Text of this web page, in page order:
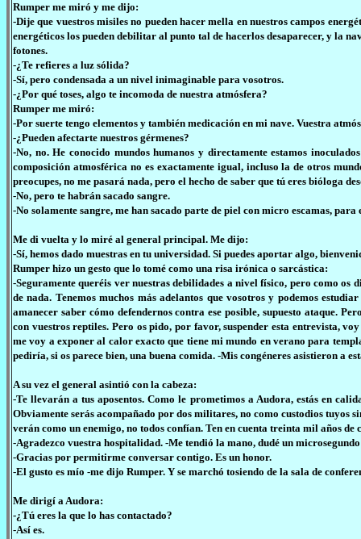
Rumper me miró y me dijo:
-Dije que vuestros misiles no pueden hacer mella en nuestros campos
energéticos los pueden debilitar al punto tal de hacerlos desaparecer, y la
fotones.
-¿Te refieres a luz sólida?
-Sí, pero condensada a un nivel inimaginable para vosotros.
-¿Por qué toses, algo te incomoda de nuestra atmósfera?
Rumper me miró:
-Por suerte tengo elementos y también medicación en mi nave. Vuestra
-¿Pueden afectarte nuestros gérmenes?
-No, no. He conocido mundos humanos y directamente estamos
composición atmosférica no es exactamente igual, incluso la de otros
preocupes, no me pasará nada, pero el hecho de saber que tú eres bióloga
-No, pero te habrán sacado sangre.
-No solamente sangre, me han sacado parte de piel con micro escamas, para
Me di vuelta y lo miré al general principal. Me dijo:
-Sí, hemos dado muestras en tu universidad. Si puedes aportar algo,
Rumper hizo un gesto que lo tomé como una risa irónica o sarcástica:
-Seguramente queréis ver nuestras debilidades a nivel físico, pero como
de nada. Tenemos muchos más adelantos que vosotros y podemos
amanecer saber cómo defendernos contra ese posible, supuesto ataque.
con vuestros reptiles. Pero os pido, por favor, suspender esta entrevista,
me voy a exponer al calor exacto que tiene mi mundo en verano para
pediría, si os parece bien, una buena comida. -Mis congéneres asistieron a
A su vez el general asintió con la cabeza:
-Te llevarán a tus aposentos. Como le prometimos a Audora, estás en
Obviamente serás acompañado por dos militares, no como custodios tuyos
verán como un enemigo, no todos confían. Ten en cuenta treinta mil años
-Agradezco vuestra hospitalidad. -Me tendió la mano, dudé un microsegundo
-Gracias por permitirme conversar contigo. Es un honor.
-El gusto es mío -me dijo Rumper. Y se marchó tosiendo de la sala de
Me dirigí a Audora:
-¿Tú eres la que lo has contactado?
-Así es.